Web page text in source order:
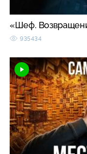
«Шеф.
935434